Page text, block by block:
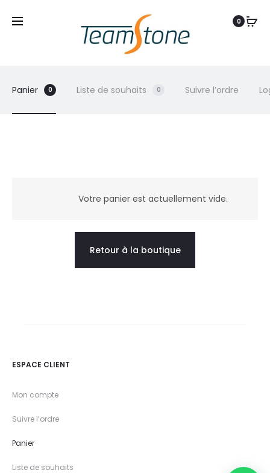
0
Panier 0 Liste de souhaits 0 Suivre l’ordre
Votre panier est actuellement vide.
Retour à la boutique
ESPACE CLIENT
Mon compte
Suivre l’ordre
Panier
Liste de souhaits